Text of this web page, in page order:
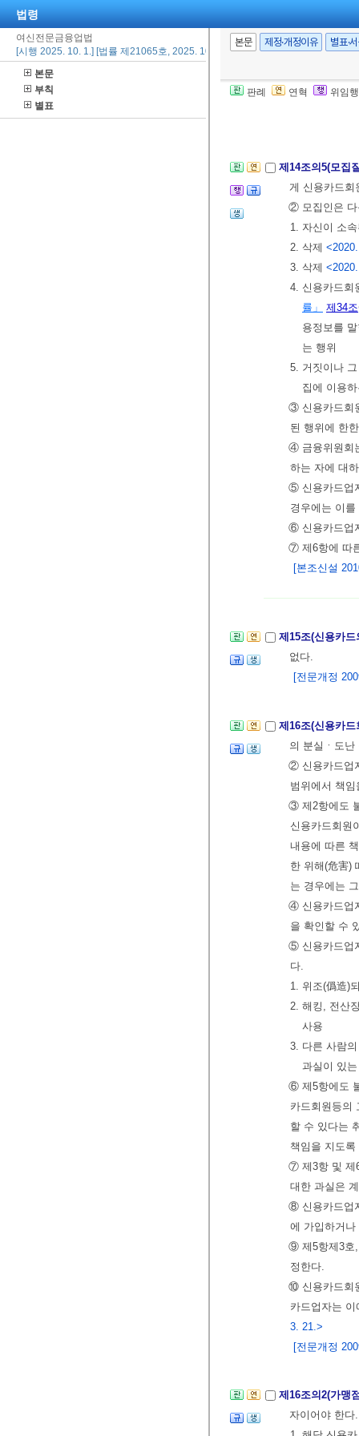
법령
여신전문금융업법
[시행 2025. 10. 1.] [법률 제21065호, 2025. 10. 1., 타법개정]
본문
부칙
별표
본문 제정·개정이유 별표·
판례 연혁 위임
③ 금융위원회
④ 금융위원회
로 그 뜻을 모
제14조의5(모집
게 신용카드회
② 모집인은 다
1. 자신이 소
2. 삭제
3. 삭제
4. 신용카드회
률」
제34조
용정보를
는 행위
5. 거짓이나
집에 이용
③ 신용카드회
된 행위에 한
④ 금융위원회
하는 자에 대
⑤ 신용카드업
경우에는 이
⑥ 신용카드업
⑦ 제6항에 따
[본조신설
제15조(신용카
없다.
[전문개정
제16조(신용카
의 분실ㆍ도
② 신용카드업
범위에서 책임
③ 제2항에도
신용카드회원
내용에 따른
한 위해(危害)
는 경우에는
④ 신용카드업
을 확인할 수
⑤ 신용카드업
다.
1. 위조(僞造)
2. 해킹, 전산
사용
3. 다른 사람
과실이 있
⑥ 제5항에도
카드회원등의
할 수 있다는
책임을 지도
⑦ 제3항 및 제
대한 과실은
⑧ 신용카드업
에 가입하거
⑨ 제5항제3호,
정한다.
⑩ 신용카드회
카드업자는
3. 21.>
[전문개정
제16조의2(가맹
자이어야 한다.